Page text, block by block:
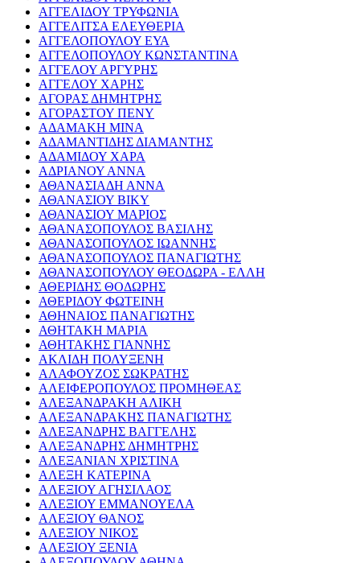
ΑΓΓΕΛΙΔΟΥ ΤΡΥΦΩΝΙΑ
ΑΓΓΕΛΙΤΣΑ ΕΛΕΥΘΕΡΙΑ
ΑΓΓΕΛΟΠΟΥΛΟΥ ΕΥΑ
ΑΓΓΕΛΟΠΟΥΛΟΥ ΚΩΝΣΤΑΝΤΙΝΑ
ΑΓΓΕΛΟΥ ΑΡΓΥΡΗΣ
ΑΓΓΕΛΟΥ ΧΑΡΗΣ
ΑΓΟΡΑΣ ΔΗΜΗΤΡΗΣ
ΑΓΟΡΑΣΤΟΥ ΠΕΝΥ
ΑΔΑΜΑΚΗ ΜΙΝΑ
ΑΔΑΜΑΝΤΙΔΗΣ ΔΙΑΜΑΝΤΗΣ
ΑΔΑΜΙΔΟΥ ΧΑΡΑ
ΑΔΡΙΑΝΟΥ ΑΝΝΑ
ΑΘΑΝΑΣΙΑΔΗ ΑΝΝΑ
ΑΘΑΝΑΣΙΟΥ ΒΙΚΥ
ΑΘΑΝΑΣΙΟΥ ΜΑΡΙΟΣ
ΑΘΑΝΑΣΟΠΟΥΛΟΣ ΒΑΣΙΛΗΣ
ΑΘΑΝΑΣΟΠΟΥΛΟΣ ΙΩΑΝΝΗΣ
ΑΘΑΝΑΣΟΠΟΥΛΟΣ ΠΑΝΑΓΙΩΤΗΣ
ΑΘΑΝΑΣΟΠΟΥΛΟΥ ΘΕΟΔΩΡΑ - ΕΛΛΗ
ΑΘΕΡΙΔΗΣ ΘΟΔΩΡΗΣ
ΑΘΕΡΙΔΟΥ ΦΩΤΕΙΝΗ
ΑΘΗΝΑΙΟΣ ΠΑΝΑΓΙΩΤΗΣ
ΑΘΗΤΑΚΗ ΜΑΡΙΑ
ΑΘΗΤΑΚΗΣ ΓΙΑΝΝΗΣ
ΑΚΛΙΔΗ ΠΟΛΥΞΕΝΗ
ΑΛΑΦΟΥΖΟΣ ΣΩΚΡΑΤΗΣ
ΑΛΕΙΦΕΡΟΠΟΥΛΟΣ ΠΡΟΜΗΘΕΑΣ
ΑΛΕΞΑΝΔΡΑΚΗ ΑΛΙΚΗ
ΑΛΕΞΑΝΔΡΑΚΗΣ ΠΑΝΑΓΙΩΤΗΣ
ΑΛΕΞΑΝΔΡΗΣ ΒΑΓΓΕΛΗΣ
ΑΛΕΞΑΝΔΡΗΣ ΔΗΜΗΤΡΗΣ
ΑΛΕΞΑΝΙΑΝ ΧΡΙΣΤΙΝΑ
ΑΛΕΞΗ ΚΑΤΕΡΙΝΑ
ΑΛΕΞΙΟΥ ΑΓΗΣΙΛΑΟΣ
ΑΛΕΞΙΟΥ ΕΜΜΑΝΟΥΕΛΑ
ΑΛΕΞΙΟΥ ΘΑΝΟΣ
ΑΛΕΞΙΟΥ ΝΙΚΟΣ
ΑΛΕΞΙΟΥ ΞΕΝΙΑ